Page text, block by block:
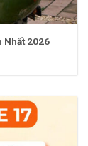
Nhất 2026